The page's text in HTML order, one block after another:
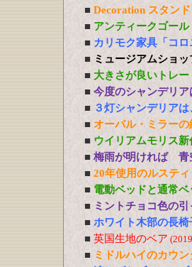
■ Decoration スタン
■ アンティークゴー
■ カリモク家具「コ
■ ミュージアムショ
■ 大きさが良いトレ
■ 今度のシャンデリ
■ ３灯シャンデリア
■ オーバル・ミラー
■ ウイリアムモリス
■ 梅雨が明ければ 青
■ 20年使用のルステ
■ 電動ベッドと通常
■ ミントチョコ色の
■ ホワイト木部の長
■ 英国生地のベア
■ ミドルハイのカウン